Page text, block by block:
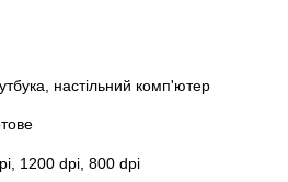
настільний комп'ютер
1200 dpi, 800 dpi